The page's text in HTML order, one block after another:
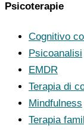
Psicoterapie
Cognitivo
Psicoanalisi
EMDR
Terapia di
Mindfulness
Terapia